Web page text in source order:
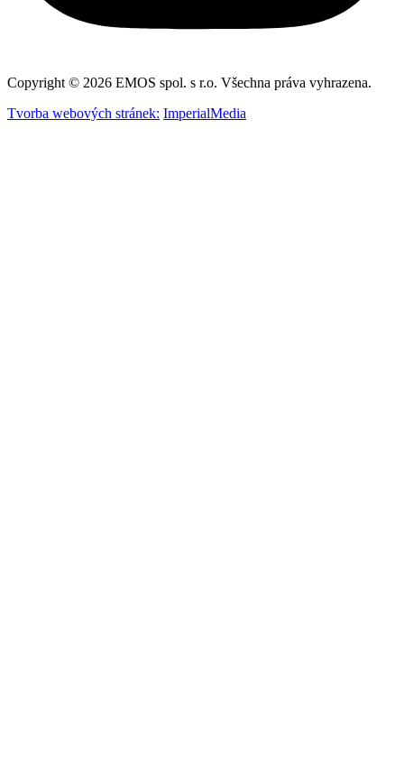
Copyright © 2026 EMOS spol. s r.o. Všechna práva vyhrazena.
Tvorba webových stránek: ImperialMedia